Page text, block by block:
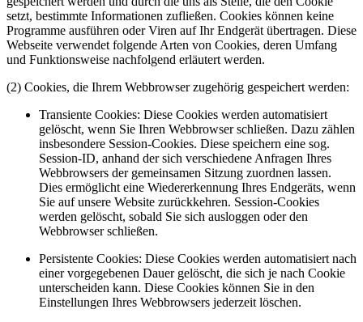
setzt, bestimmte Informationen zufließen. Cookies können keine
Programme ausführen oder Viren auf Ihr Endgerät übertragen. Diese
Webseite verwendet folgende Arten von Cookies, deren Umfang
und Funktionsweise nachfolgend erläutert werden.
(2) Cookies, die Ihrem Webbrowser zugehörig gespeichert werden:
Transiente Cookies: Diese Cookies werden automatisiert
gelöscht, wenn Sie Ihren Webbrowser schließen. Dazu zählen
insbesondere Session-Cookies. Diese speichern eine sog.
Session-ID, anhand der sich verschiedene Anfragen Ihres
Webbrowsers der gemeinsamen Sitzung zuordnen lassen.
Dies ermöglicht eine Wiedererkennung Ihres Endgeräts, wenn
Sie auf unsere Website zurückkehren. Session-Cookies
werden gelöscht, sobald Sie sich ausloggen oder den
Webbrowser schließen.
Persistente Cookies: Diese Cookies werden automatisiert nach
einer vorgegebenen Dauer gelöscht, die sich je nach Cookie
unterscheiden kann. Diese Cookies können Sie in den
Einstellungen Ihres Webbrowsers jederzeit löschen.